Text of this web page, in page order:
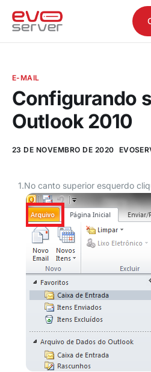
Quem somos
Consultar domínio
Tutoriais
E-MAIL
Configurando
Outlook 2010
23 DE NOVEMBRO DE 2020
1.No canto superior esquerdo